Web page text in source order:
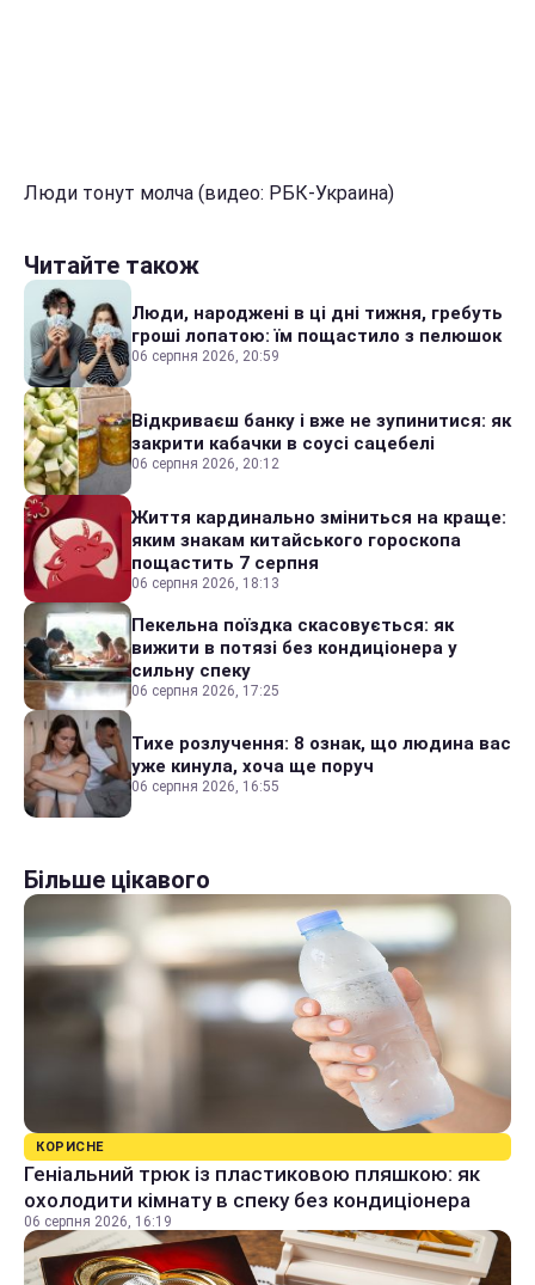
Люди тонут молча (видео: РБК-Украина)
Читайте також
Люди, народжені в ці дні тижня, гребуть
гроші лопатою: їм пощастило з пелюшок
06 серпня 2026, 20:59
Відкриваєш банку і вже не зупинитися: як
закрити кабачки в соусі сацебелі
06 серпня 2026, 20:12
Життя кардинально зміниться на краще:
яким знакам китайського гороскопа
пощастить 7 серпня
06 серпня 2026, 18:13
Пекельна поїздка скасовується: як
вижити в потязі без кондиціонера у
сильну спеку
06 серпня 2026, 17:25
Тихе розлучення: 8 ознак, що людина вас
уже кинула, хоча ще поруч
06 серпня 2026, 16:55
Більше цікавого
КОРИСНЕ
Геніальний трюк із пластиковою пляшкою: як
охолодити кімнату в спеку без кондиціонера
06 серпня 2026, 16:19